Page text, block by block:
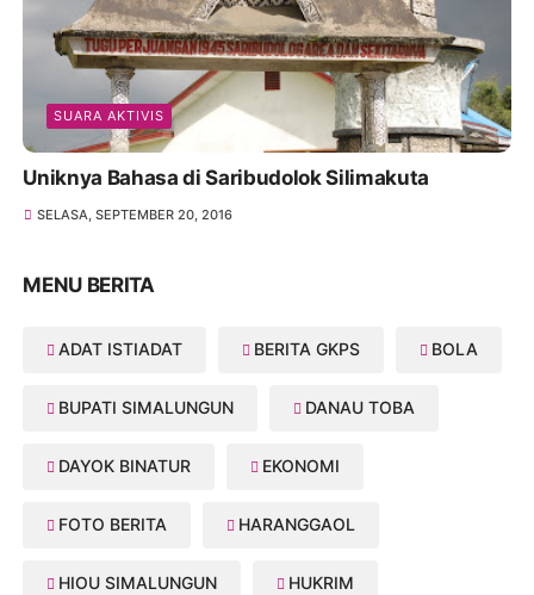
SUARA AKTIVIS
Uniknya Bahasa di Saribudolok Silimakuta
SELASA, SEPTEMBER 20, 2016
MENU BERITA
ADAT ISTIADAT BERITA GKPS BOLA
BUPATI SIMALUNGUN DANAU TOBA
DAYOK BINATUR EKONOMI
FOTO BERITA HARANGGAOL
HIOU SIMALUNGUN HUKRIM